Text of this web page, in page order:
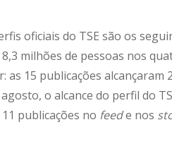
oficiais do TSE são os
milhões de pessoas nos
as 15 publicações alcançaram
o alcance do perfil do
publicações no feede nos